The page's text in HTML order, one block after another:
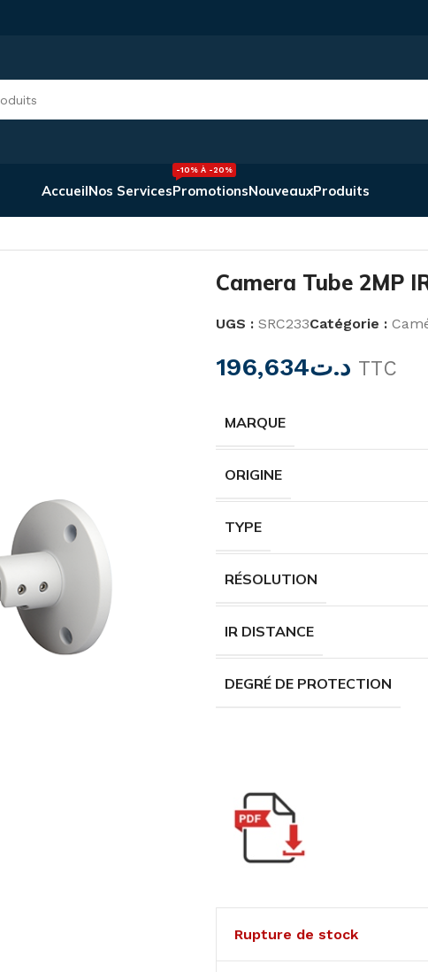
AccueilNos ServicesPromotions
-10% À -20%
NouveauxProduits
Camera Tube 2MP
UGS : SRC233Catégorie :
د.ت196,634 TTC
MARQUE
ORIGINE
TYPE
RÉSOLUTION
IR DISTANCE
DEGRÉ DE PROTECTION
Rupture de stock